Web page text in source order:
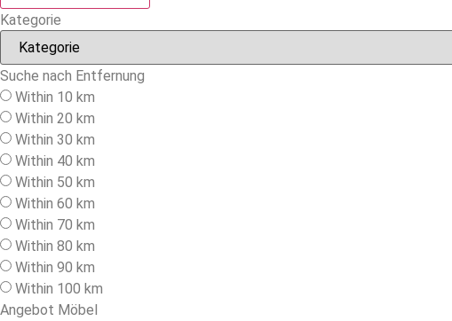
Kategorie
Suche nach Entfernung
Within 10 km
Within 20 km
Within 30 km
Within 40 km
Within 50 km
Within 60 km
Within 70 km
Within 80 km
Within 90 km
Within 100 km
Angebot Möbel